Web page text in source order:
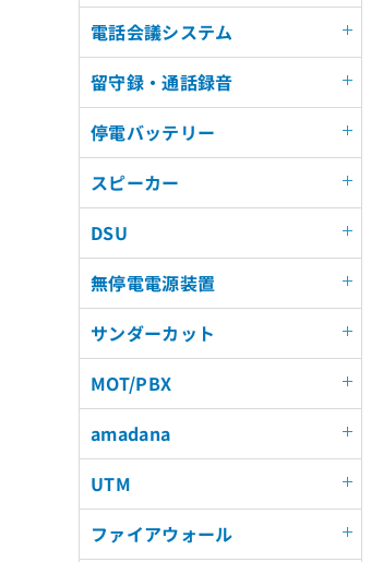
電話会議システム
留守録・通話録音
停電バッテリー
スピーカー
DSU
無停電電源装置
サンダーカット
MOT/PBX
amadana
UTM
ファイアウォール